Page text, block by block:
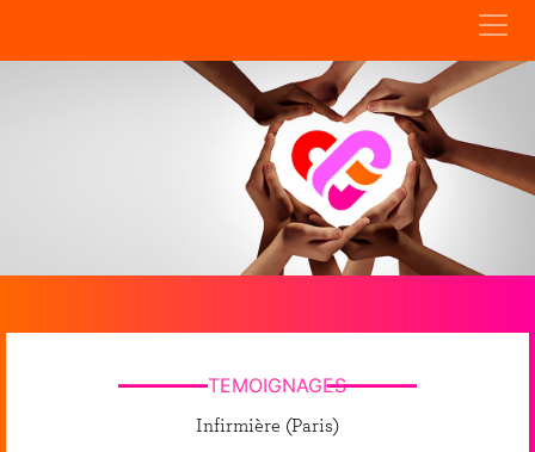
TEMOIGNAGES
Infirmière (Paris)